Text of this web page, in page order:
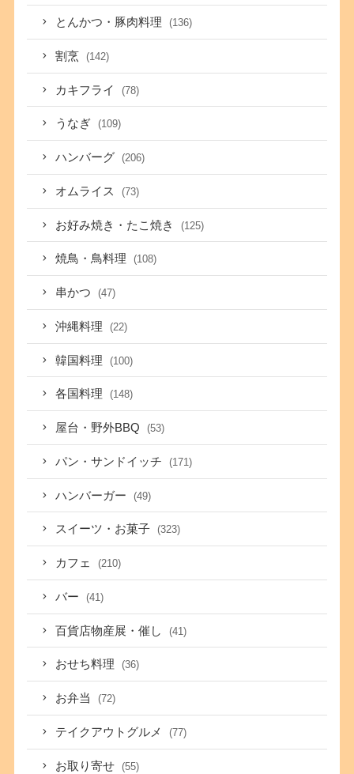
とんかつ・豚肉料理 (136)
割烹 (142)
カキフライ (78)
うなぎ (109)
ハンバーグ (206)
オムライス (73)
お好み焼き・たこ焼き (125)
焼鳥・鳥料理 (108)
串かつ (47)
沖縄料理 (22)
韓国料理 (100)
各国料理 (148)
屋台・野外BBQ (53)
パン・サンドイッチ (171)
ハンバーガー (49)
スイーツ・お菓子 (323)
カフェ (210)
バー (41)
百貨店物産展・催し (41)
おせち料理 (36)
お弁当 (72)
テイクアウトグルメ (77)
お取り寄せ (55)